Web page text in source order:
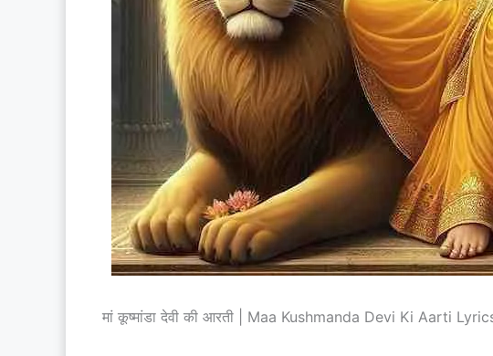
मां कूष्मांडा देवी की आरती | Maa Kushmanda Devi Ki Aarti